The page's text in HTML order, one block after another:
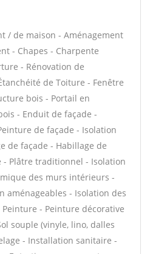
/ de maison - Aménagement
- Chapes - Charpente
- Rénovation de
de Toiture - Fenêtre
bois - Portail en
- Enduit de façade -
de façade - Isolation
de façade - Habillage de
- Plâtre traditionnel - Isolation
des murs intérieurs -
aménageables - Isolation des
- Peinture décorative
souple (vinyle, lino, dalles
- Installation sanitaire -